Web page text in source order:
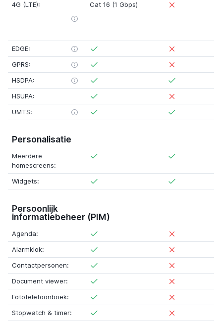
4G (LTE): Cat 16 (1 Gbps)
EDGE:
GPRS:
HSDPA:
HSUPA:
UMTS:
Personalisatie
Meerdere
homescreens:
Widgets:
Persoonlijk
informatiebeheer (PIM)
Agenda:
Alarmklok:
Contactpersonen:
Document viewer:
Fototelefoonboek:
Stopwatch & timer: